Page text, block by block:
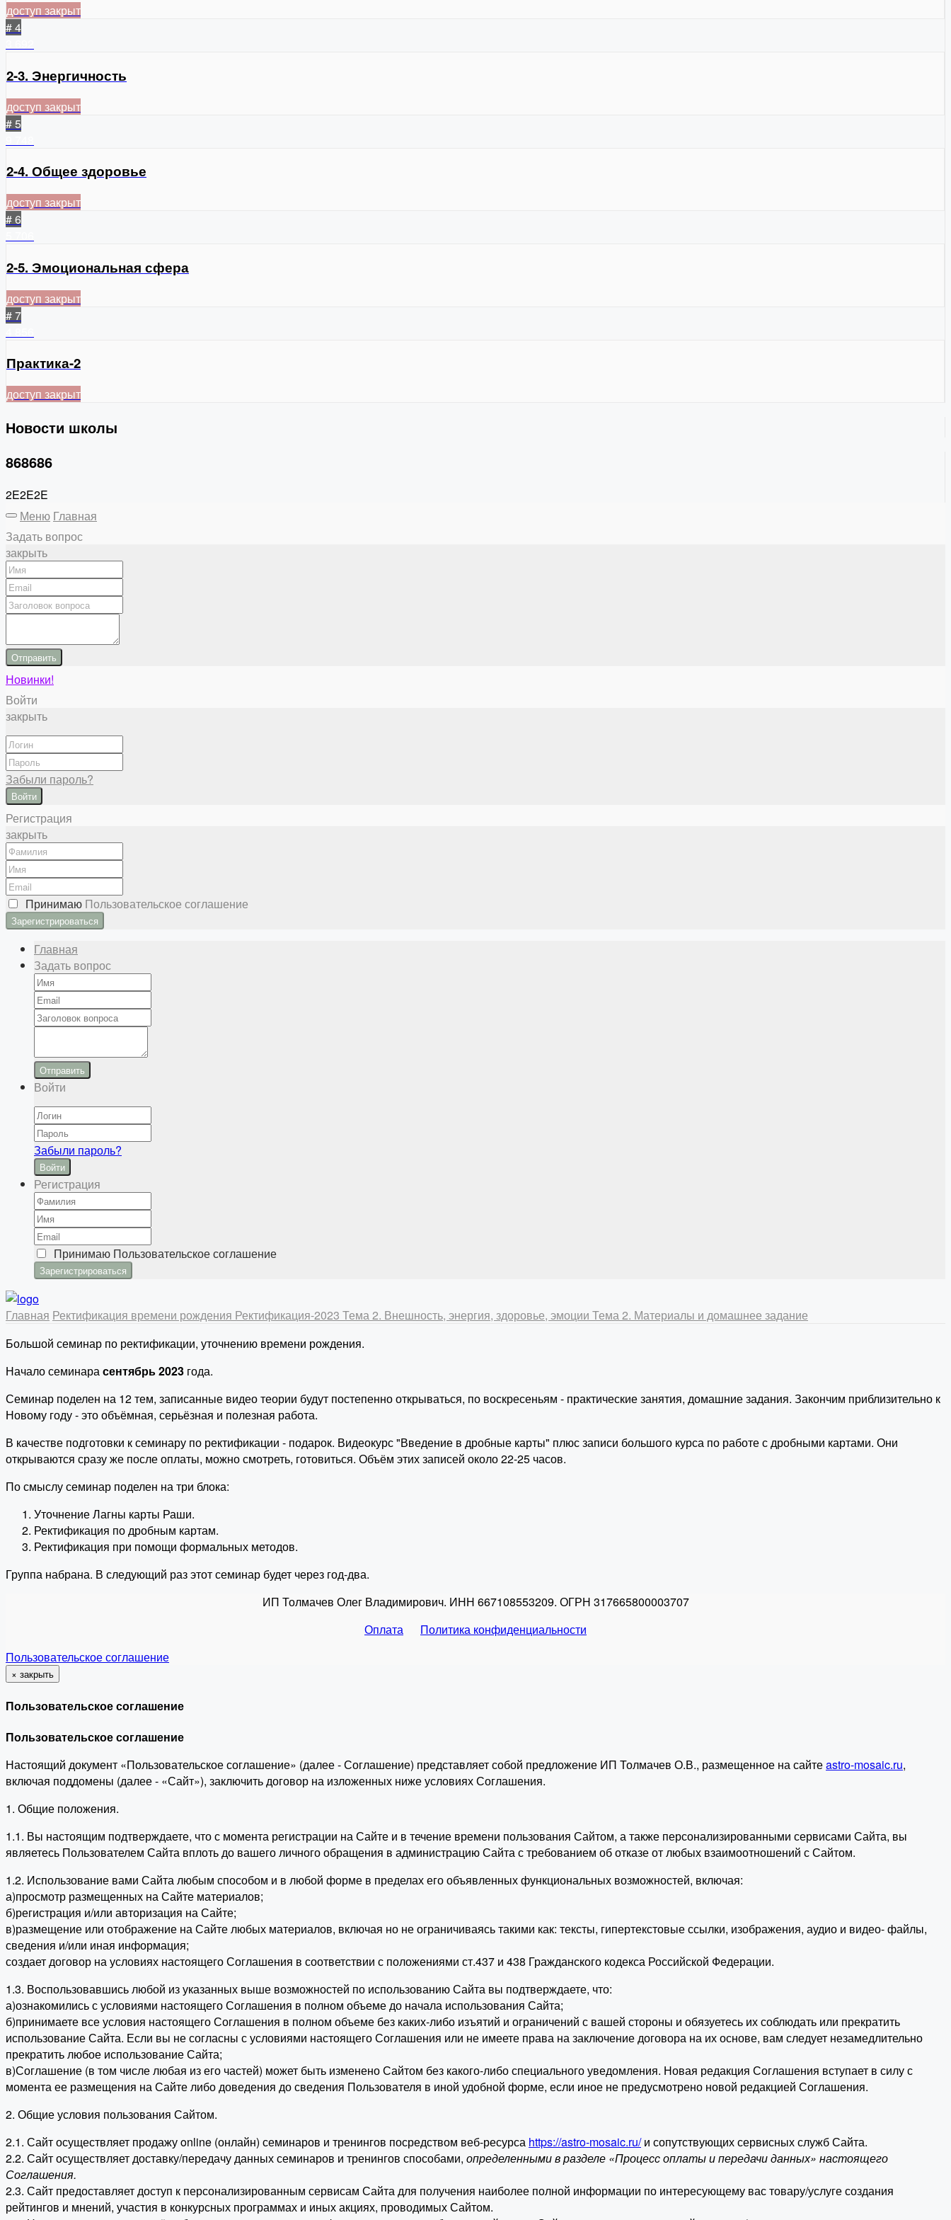
доступ закрыт
# 4
2-3. Энергичность
доступ закрыт
# 5
2-4. Общее здоровье
доступ закрыт
# 6
2-5. Эмоциональная сфера
доступ закрыт
# 7
Практика-2
доступ закрыт
Новости школы
868686
2E2E2E
Меню Главная
Задать вопрос
закрыть
Отправить
Новинки!
Войти
закрыть
Забыли пароль?
Войти
Регистрация
закрыть
Принимаю Пользовательское соглашение
Главная
Задать вопрос
Отправить
Войти
Забыли пароль?
Войти
Регистрация
Принимаю Пользовательское соглашение
Главная Ректификация времени рождения Ректификация-2023 Тема 2. Внешность, энергия, здоровье, эмоции Тема 2. Материалы и домашнее задание
Большой семинар по ректификации, уточнению времени рождения.
Начало семинара сентябрь 2023 года.
Семинар поделен на 12 тем, записанные видео теории будут постепенно открываться, по воскресеньям - практические занятия, домашние задания. Закончим приблизительно к
Новому году - это объёмная, серьёзная и полезная работа.
В качестве подготовки к семинару по ректификации - подарок. Видеокурс "Введение в дробные карты" плюс записи большого курса по работе с дробными картами. Они
открываются сразу же после оплаты, можно смотреть, готовиться. Объём этих записей около 22-25 часов.
По смыслу семинар поделен на три блока:
Уточнение Лагны карты Раши.
Ректификация по дробным картам.
Ректификация при помощи формальных методов.
Группа набрана. В следующий раз этот семинар будет через год-два.
ИП Толмачев Олег Владимирович. ИНН 667108553209. ОГРН 317665800003707
Оплата
Политика конфиденциальности
Пользовательское соглашение
× закрыть
Пользовательское соглашение
Пользовательское соглашение
Настоящий документ «Пользовательское соглашение» (далее - Соглашение) представляет собой предложение ИП Толмачев О.В., размещенное на сайтеastro-mosaic.ru,
включая поддомены (далее - «Сайт»), заключить договор на изложенных ниже условиях Соглашения.
1. Общие положения.
1.1. Вы настоящим подтверждаете, что с момента регистрации на Сайте и в течение времени пользования Сайтом, а также персонализированными сервисами Сайта, вы
являетесь Пользователем Сайта вплоть до вашего личного обращения в администрацию Сайта с требованием об отказе от любых взаимоотношений с Сайтом.
1.2. Использование вами Сайта любым способом и в любой форме в пределах его объявленных функциональных возможностей, включая:
а)просмотр размещенных на Сайте материалов;
б)регистрация и/или авторизация на Сайте;
в)размещение или отображение на Сайте любых материалов, включая но не ограничиваясь такими как: тексты, гипертекстовые ссылки, изображения, аудио и видео- файлы,
сведения и/или иная информация;
создает договор на условиях настоящего Соглашения в соответствии с положениями ст.437 и 438 Гражданского кодекса Российской Федерации.
1.3. Воспользовавшись любой из указанных выше возможностей по использованию Сайта вы подтверждаете, что:
а)ознакомились с условиями настоящего Соглашения в полном объеме до начала использования Сайта;
б)принимаете все условия настоящего Соглашения в полном объеме без каких-либо изъятий и ограничений с вашей стороны и обязуетесь их соблюдать или прекратить
использование Сайта. Если вы не согласны с условиями настоящего Соглашения или не имеете права на заключение договора на их основе, вам следует незамедлительно
прекратить любое использование Сайта;
в)Соглашение (в том числе любая из его частей) может быть изменено Сайтом без какого-либо специального уведомления. Новая редакция Соглашения вступает в силу с
момента ее размещения на Сайте либо доведения до сведения Пользователя в иной удобной форме, если иное не предусмотрено новой редакцией Соглашения.
2. Общие условия пользования Сайтом.
2.1. Сайт осуществляет продажу online (онлайн) семинаров и тренингов посредством веб-ресурса https://astro-mosaic.ru/и сопутствующих сервисных служб Сайта.
2.2. Сайт осуществляет доставку/передачу данных семинаров и тренингов способами, определенными в разделе «Процесс оплаты и передачи данных» настоящего
Соглашения.
2.3. Сайт предоставляет доступ к персонализированным сервисам Сайта для получения наиболее полной информации по интересующему вас товару/услуге создания
рейтингов и мнений, участия в конкурсных программах и иных акциях, проводимых Сайтом.